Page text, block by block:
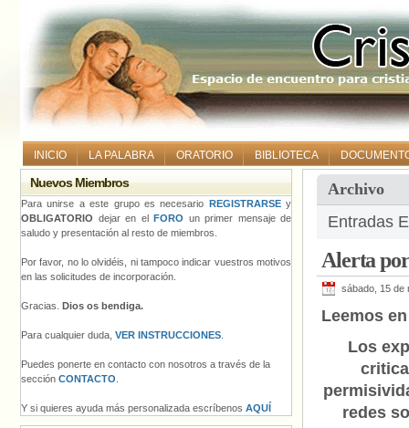
INICIO LA PALABRA ORATORIO BIBLIOTECA
Archivo
Entradas
Alerta
sábado, 15 de
Leemos
Los
redes
Nuevos Miembros
Para unirse a este grupo es necesario REGISTRARSEy
OBLIGATORIO dejar en el FORO un primer mensaje de
saludo y presentación al resto de miembros.
Por favor, no lo olvidéis, ni tampoco indicar vuestros motivos
en las solicitudes de incorporación.
Gracias. Dios os bendiga.
Para cualquier duda, VER INSTRUCCIONES
Puedes ponerte en contacto con nosotros a través de la
sección CONTACTO
Y si quieres ayuda más personalizada escríbenos AQUÍ